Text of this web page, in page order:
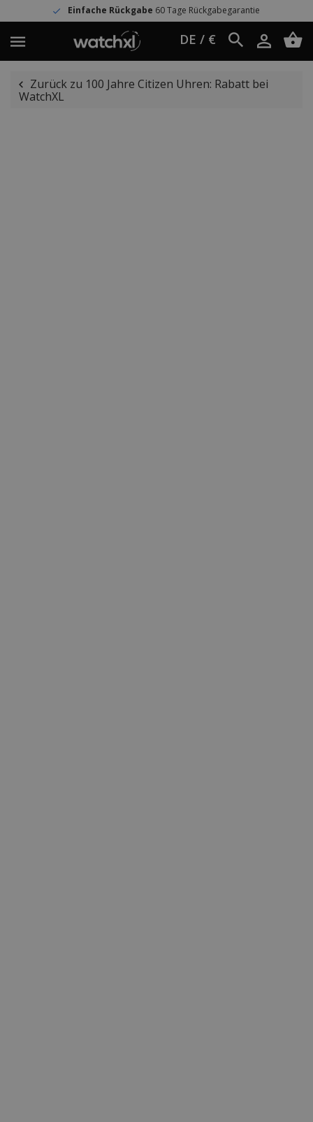
Einfache Rückgabe60 Tage Rückgabegarantie
DE / €
Zurück zu 100 Jahre Citizen Uhren: Rabatt bei
WatchXL